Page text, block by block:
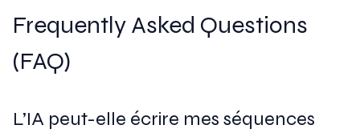
Frequently Asked Questions
(FAQ)
L’IA peut-elle écrire mes séquences